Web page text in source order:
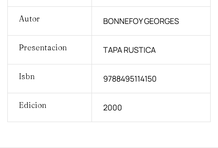
Autor BONNEFOY GEORGES
Presentacion TAPA RUSTICA
Isbn 9788495114150
Edicion 2000